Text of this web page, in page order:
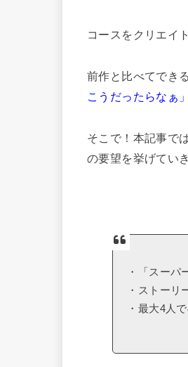
コースをクリエイ
前作と比べてでき
こうだったらなぁ」
そこで！本記事で
の要望を挙げてい
・「スーパ
・ストーリ
・最大4人